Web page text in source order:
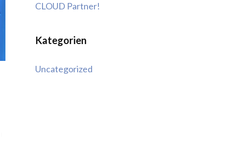
CLOUD Partner!
Kategorien
Uncategorized